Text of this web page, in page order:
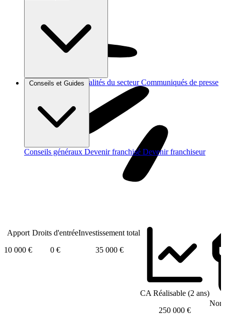
Brèves et actus Actualités du secteur Communiqués de presse
Conseils et Guides
Conseils généraux Devenir franchisé Devenir franchiseur
Apport
10 000 €
Droits d'entrée
0 €
Investissement total
35 000 €
CA Réalisable (2 ans)
250 000 €